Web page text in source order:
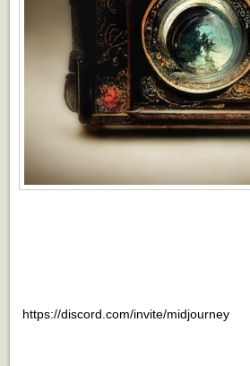
https://discord.com/invite/midjourney